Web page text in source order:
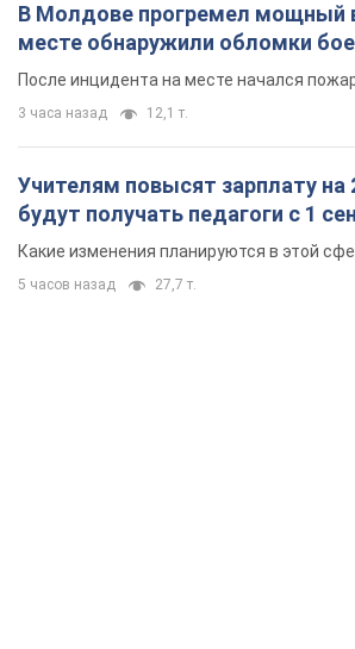
В Молдове прогремел мощный
месте обнаружили обломки
После инцидента на месте начался
3 часа назад 12,1 т.
Учителям повысят зарплату на
будут получать педагоги с 1
Какие изменения планируются в этой
5 часов назад 27,7 т.